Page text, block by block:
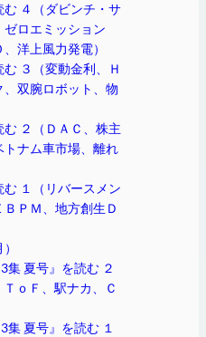
む ４（ダビンチ・サ
ロエミッション
洋上風力発電）
む ３（変動金利、Ｈ
、双腕ロボット、物
む ２（ＤＡＣ、株主
ナム車市場、離れ
む １（リバースメン
ＰＭ、地方創生Ｄ
集 夏号』を読む ２
ｏＦ、駅ナカ、Ｃ
集 夏号』を読む １